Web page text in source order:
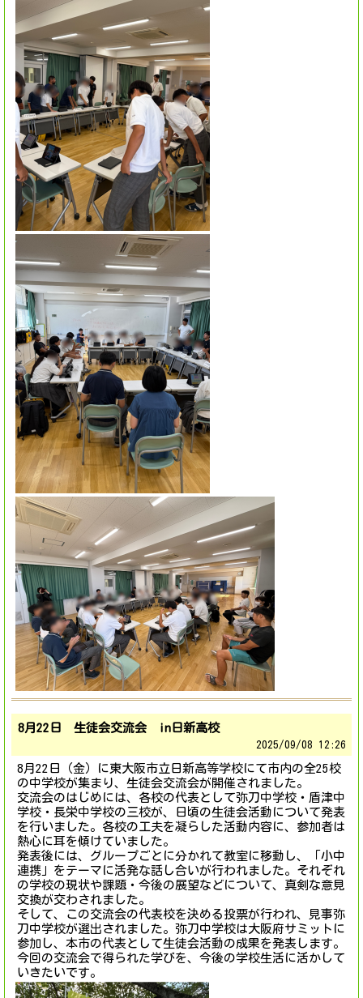
8月22日 生徒会交流会 in日新高校
2025/09/08 12:26
8月22日（金）に東大阪市立日新高等学校にて市内の全25校
の中学校が集まり、生徒会交流会が開催されました。
交流会のはじめには、各校の代表として弥刀中学校・盾津中
学校・長栄中学校の三校が、日頃の生徒会活動について発表
を行いました。各校の工夫を凝らした活動内容に、参加者は
熱心に耳を傾けていました。
発表後には、グループごとに分かれて教室に移動し、「小中
連携」をテーマに活発な話し合いが行われました。それぞれ
の学校の現状や課題・今後の展望などについて、真剣な意見
交換が交わされました。
そして、この交流会の代表校を決める投票が行われ、見事弥
刀中学校が選出されました。弥刀中学校は大阪府サミットに
参加し、本市の代表として生徒会活動の成果を発表します。
今回の交流会で得られた学びを、今後の学校生活に活かして
いきたいです。